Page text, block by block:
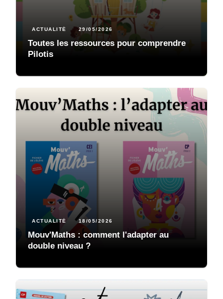
ACTUALITÉ 29/05/2026
Toutes les ressources pour comprendre
Pilotis
ACTUALITÉ 18/05/2026
Mouv'Maths : comment l'adapter au
double niveau ?